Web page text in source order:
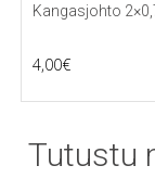
Kangasjohto
4,00€
Tutustu